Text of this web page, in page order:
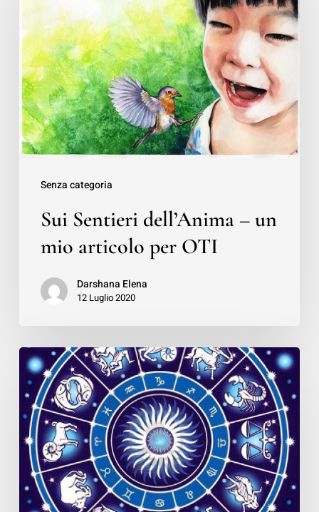
Senza categoria
dell’Anima
–
un
mio
articolo
per
OTI
Sui Sentieri dell’Anima – un
mio articolo per OTI
Darshana Elena
12 Luglio 2020
Astrologia
Esperienziale
Karmica